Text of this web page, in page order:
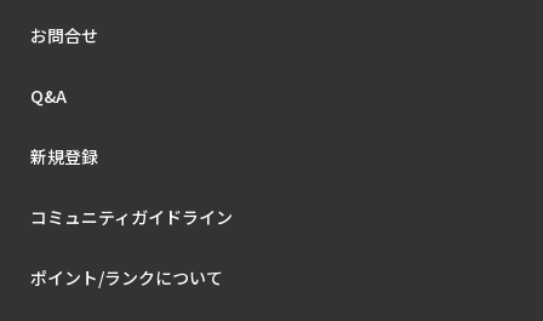
お問合せ
Q&A
新規登録
コミュニティガイドライン
ポイント/ランクについて